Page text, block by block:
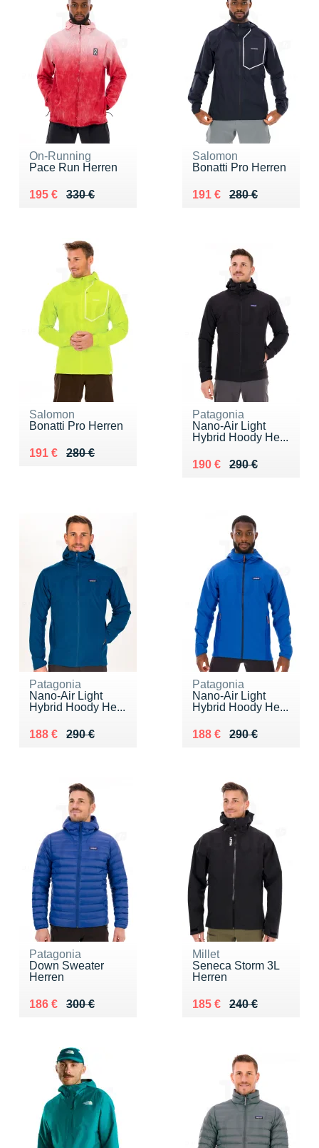
On-Running
Pace Run Herren
330 €
Au lieu de 330 €
195 €
Vendu 195 €
Salomon
Bonatti Pro Herren
280 €
Au lieu de 280 €
191 €
Vendu 191 €
Salomon
Bonatti Pro Herren
280 €
Au lieu de 280 €
191 €
Vendu 191 €
Patagonia
Nano-Air Light
Hybrid Hoody He...
290 €
Au lieu de 290 €
190 €
Vendu 190 €
Patagonia
Nano-Air Light
Hybrid Hoody He...
290 €
Au lieu de 290 €
188 €
Vendu 188 €
Patagonia
Nano-Air Light
Hybrid Hoody He...
290 €
Au lieu de 290 €
188 €
Vendu 188 €
Patagonia
Down Sweater
Herren
300 €
Au lieu de 300 €
186 €
Vendu 186 €
Millet
Seneca Storm 3L
Herren
240 €
Au lieu de 240 €
185 €
Vendu 185 €